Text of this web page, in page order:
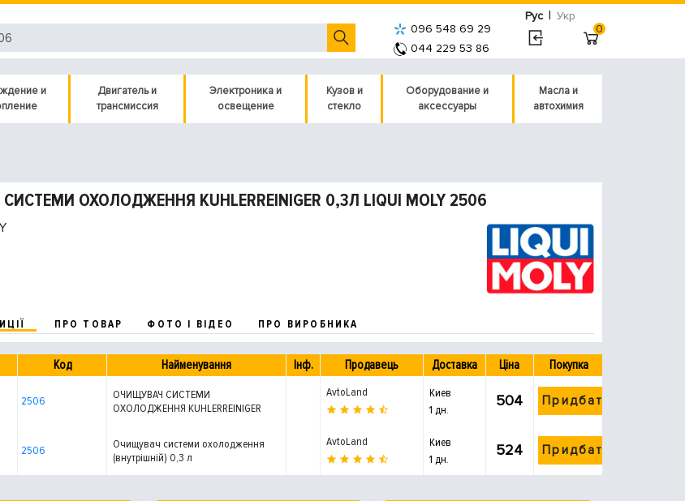
Рус | Укр
096 548 69 29
044 229 53 86
0
и
Двигатель и
трансмиссия
Электроника и
освещение
Кузов и
стекло
Оборудование и
аксессуары
Масла и
автохимия
ОХОЛОДЖЕННЯ KUHLERREINIGER 0,3Л LIQUI MOLY 2506
ПРО ТОВАР ФОТО І ВІДЕО ПРО ВИРОБНИКА
Код Найменування Інф. Продавець Доставка Ціна Покупка
2506
ОЧИЩУВАЧ СИСТЕМИ
ОХОЛОДЖЕННЯ KUHLERREINIGER
AvtoLand
Киев
1 дн.
504 Придбати
2506
Очищувач системи охолодження
(внутрішній) 0,3 л
AvtoLand
Киев
1 дн.
524 Придбати